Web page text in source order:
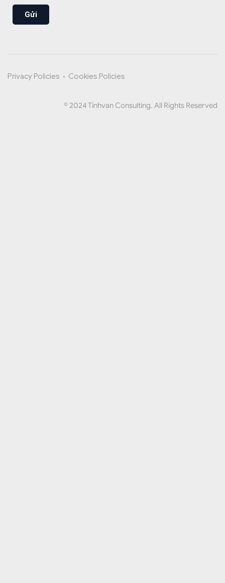
Gửi
Privacy Policies • Cookies Policies
© 2024 Tinhvan Consulting. All Rights Reserved